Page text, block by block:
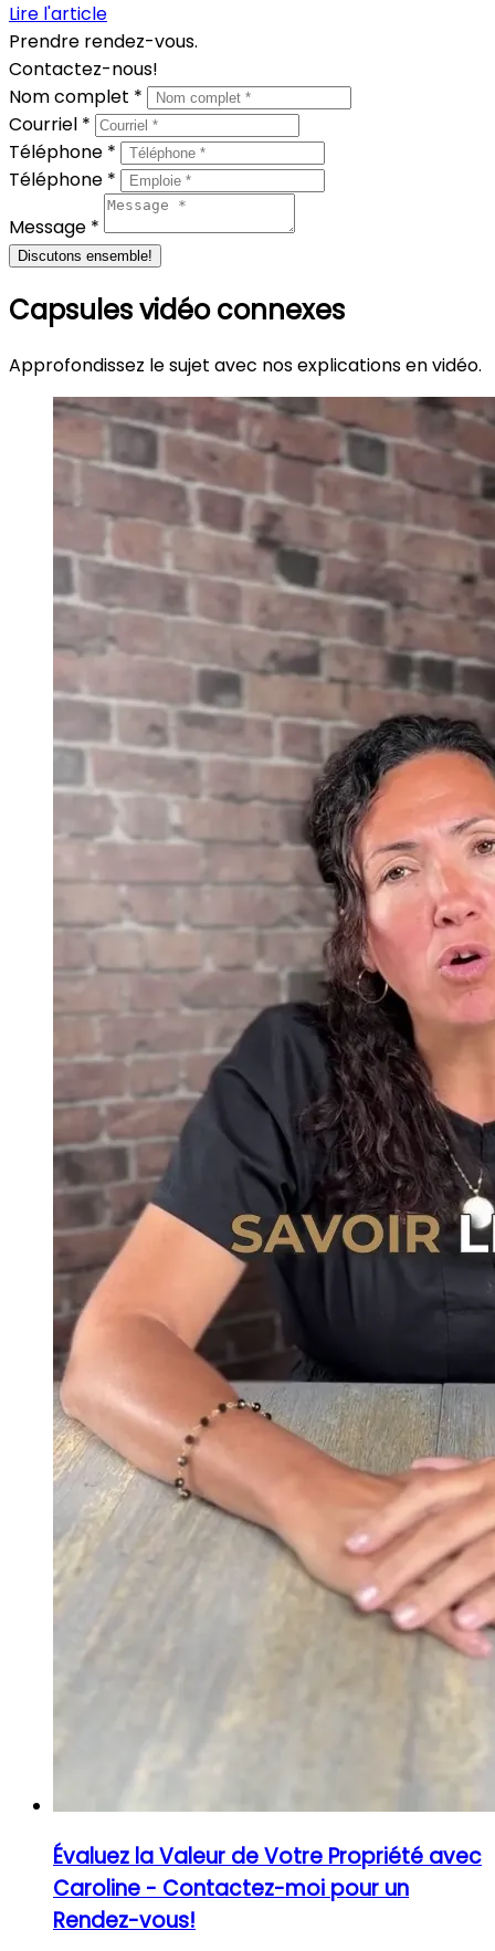
Lire l'article
Prendre rendez-vous.
Contactez-nous!
Nom complet *
Courriel *
Téléphone *
Téléphone *
Message *
Discutons ensemble!
Capsules vidéo connexes
Approfondissez le sujet avec nos explications en vidéo.
Évaluez la Valeur de Votre Propriété avec
Caroline - Contactez-moi pour un
Rendez-vous!